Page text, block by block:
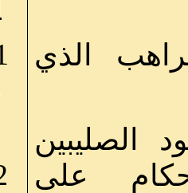
الذي
الصليبين
على